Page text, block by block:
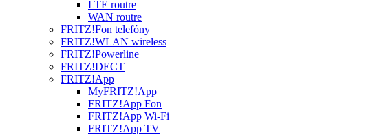
LTE routre
WAN routre
FRITZ!Fon telefóny
FRITZ!WLAN wireless
FRITZ!Powerline
FRITZ!DECT
FRITZ!App
MyFRITZ!App
FRITZ!App Fon
FRITZ!App Wi-Fi
FRITZ!App TV